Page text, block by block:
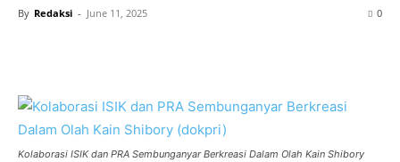
By Redaksi - June 11, 2025 0
Kolaborasi ISIK dan PRA Sembunganyar Berkreasi Dalam Olah Kain Shibory